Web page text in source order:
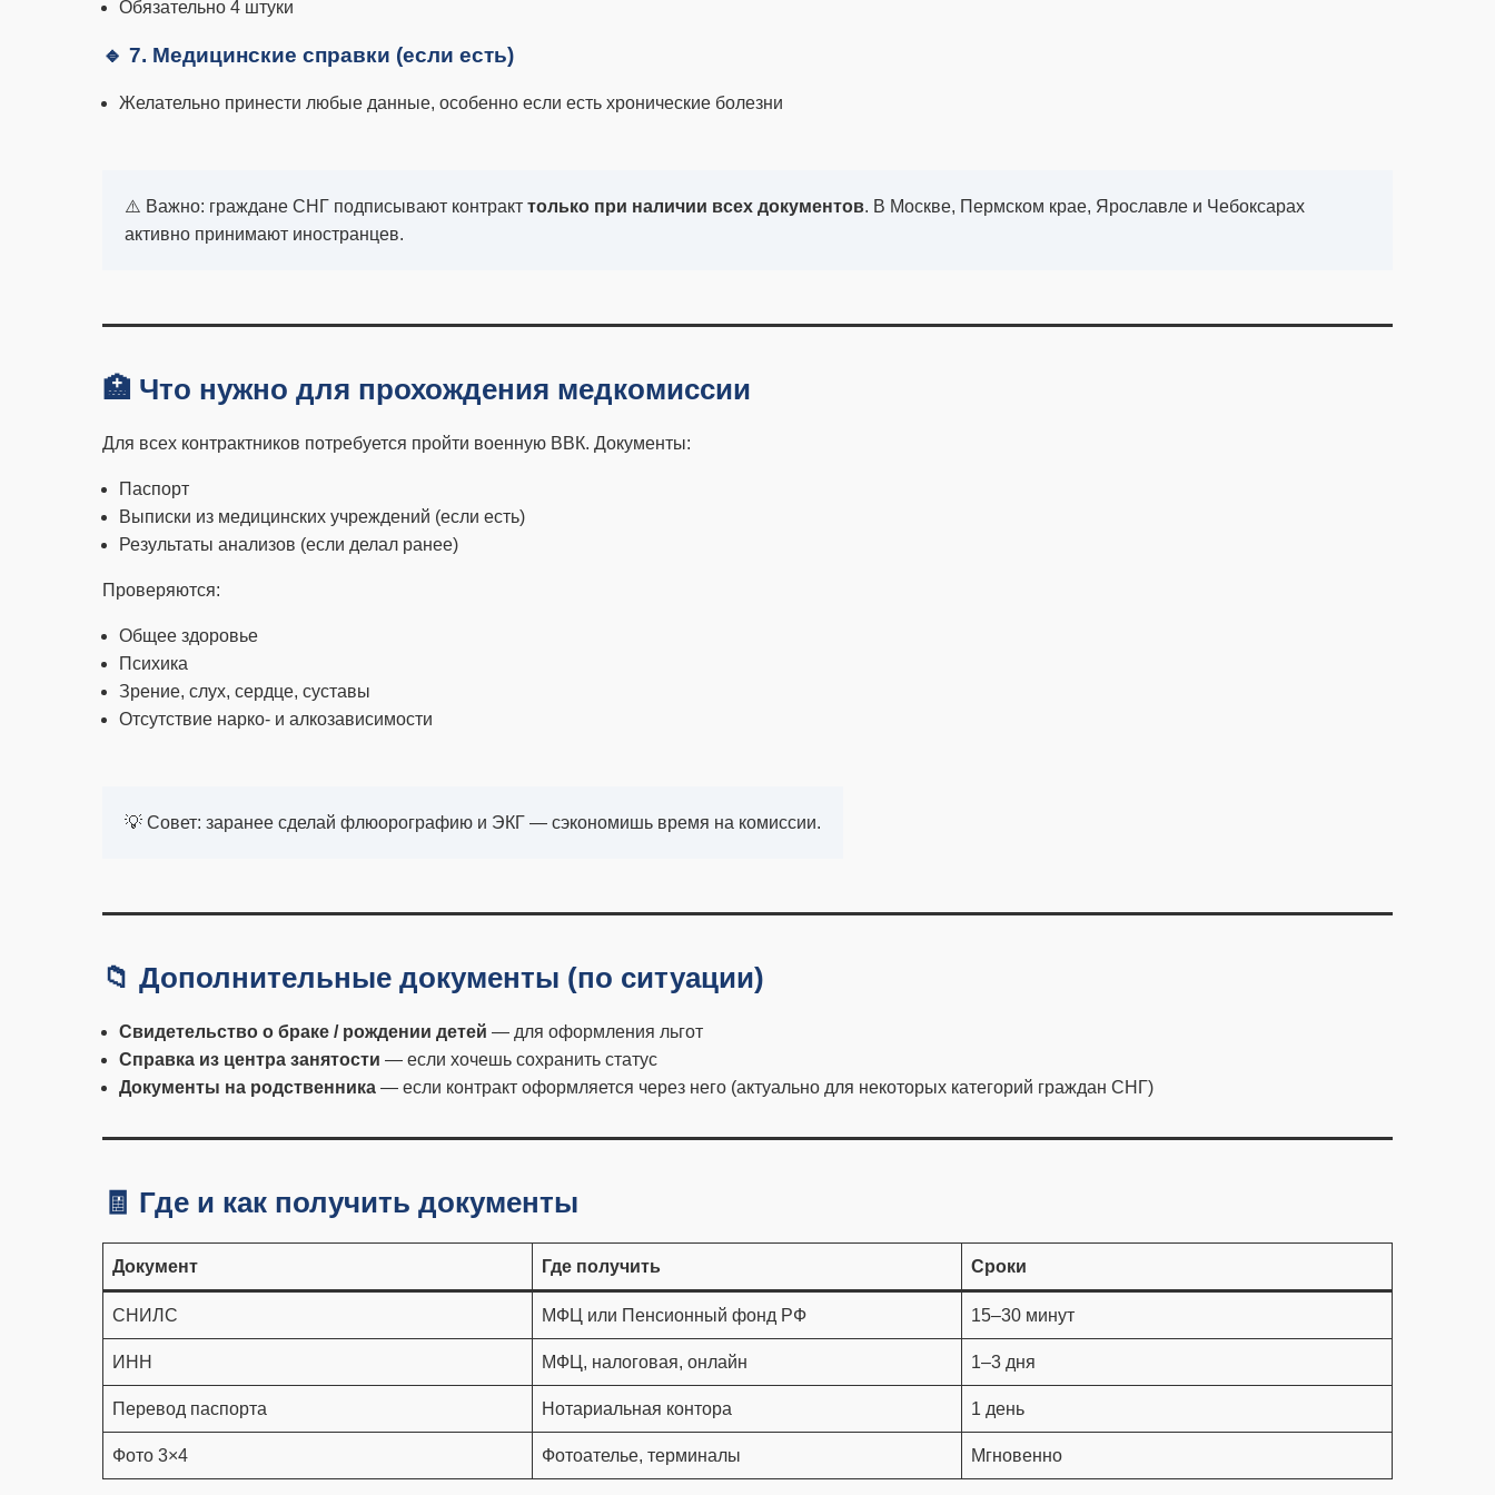
Обязательно 4 штуки
🔹 7. Медицинские справки (если есть)
Желательно принести любые данные, особенно если есть хронические болезни
⚠️ Важно: граждане СНГ подписывают контракт только при наличии всех документов. В Москве, Пермском крае, Ярославле и Чебоксарах
активно принимают иностранцев.
🏥 Что нужно для прохождения медкомиссии
Для всех контрактников потребуется пройти военную ВВК. Документы:
Паспорт
Выписки из медицинских учреждений (если есть)
Результаты анализов (если делал ранее)
Проверяются:
Общее здоровье
Психика
Зрение, слух, сердце, суставы
Отсутствие нарко- и алкозависимости
💡 Совет: заранее сделай флюорографию и ЭКГ — сэкономишь время на комиссии.
📁 Дополнительные документы (по ситуации)
Свидетельство о браке / рождении детей — для оформления льгот
Справка из центра занятости — если хочешь сохранить статус
Документы на родственника — если контракт оформляется через него (актуально для некоторых категорий граждан СНГ)
🧾 Где и как получить документы
Документ Где получить Сроки
СНИЛС МФЦ или Пенсионный фонд РФ 15–30 минут
ИНН МФЦ, налоговая, онлайн 1–3 дня
Перевод паспорта Нотариальная контора 1 день
Фото 3×4 Фотоателье, терминалы Мгновенно